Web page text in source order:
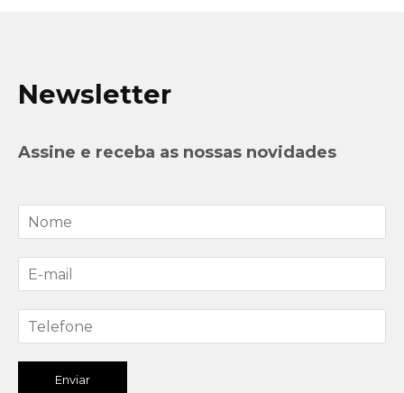
Newsletter
Assine e receba as nossas novidades
Enviar